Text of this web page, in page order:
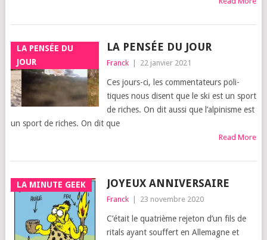
LA PENSÉE DU
JOUR
LA PENSÉE DU JOUR
Franck 22 janvier 2021
Ces jours-ci, les com­men­ta­teurs poli­
tiques nous disent que le ski est un sport
de riches. On dit aus­si que l’al­pi­nisme est
un sport de riches. On dit que
Read More
LA MINUTE GEEK JOYEUX ANNIVERSAIRE
Franck 23 novembre 2020
C’é­tait le qua­trième reje­ton d’un fils de
ritals ayant souf­fert en Alle­magne et